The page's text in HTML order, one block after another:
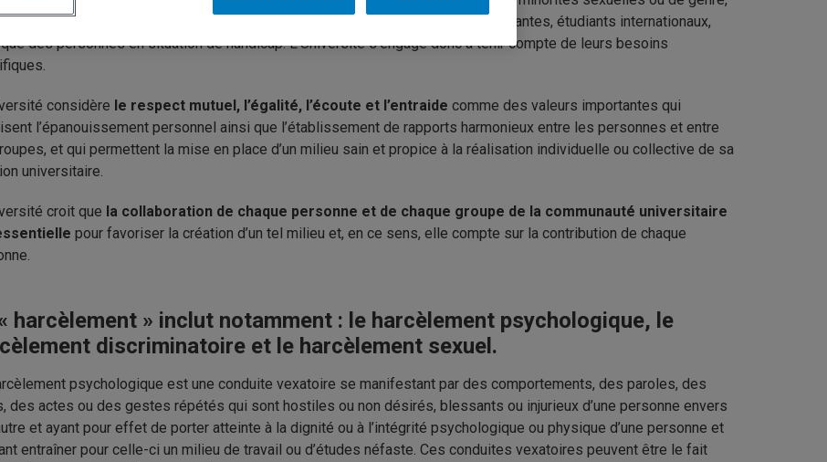
racisées ou ethnicisées, des communautés autochtones, des étudiantes, étudiants internationaux,
des personnes en situation de handicap. L’Université s’engage donc à tenir compte de leurs besoins
considère le respect mutuel, l’égalité, l’écoute et l’entraide comme des valeurs importantes qui
l’épanouissement personnel ainsi que l’établissement de rapports harmonieux entre les personnes et entre
et qui permettent la mise en place d’un milieu sain et propice à la réalisation individuelle ou collective de sa
universitaire.
croit que la collaboration de chaque personne et de chaque groupe de la communauté universitaire
pour favoriser la création d’un tel milieu et, en ce sens, elle compte sur la contribution de chaque
harcèlement » inclut notamment : le harcèlement psychologique, le
discriminatoire et le harcèlement sexuel.
psychologique est une conduite vexatoire se manifestant par des comportements, des paroles, des
des actes ou des gestes répétés qui sont hostiles ou non désirés, blessants ou injurieux d’une personne envers
et ayant pour effet de porter atteinte à la dignité ou à l’intégrité psychologique ou physique d’une personne et
entraîner pour celle-ci un milieu de travail ou d’études néfaste. Ces conduites vexatoires peuvent être le fait